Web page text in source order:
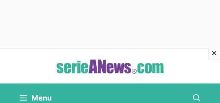
contenuto
Menu